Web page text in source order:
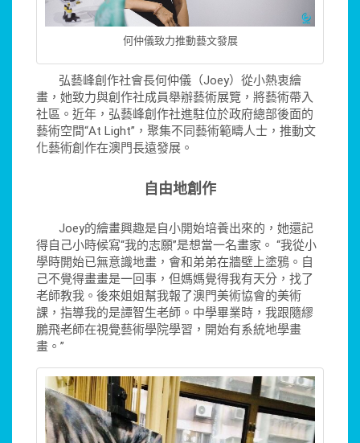
何仲儀致力推動藝文發展
弘藝峰創作社會長何仲儀（Joey）從小熱衷繪
畫，她致力與創作社成員舉辦藝術展覽，將藝術帶入
社區。近年，弘藝峰創作社進駐位於政府總部後面的
藝術空間“At Light”，聚集不同藝術範疇人士，推動文
化藝術創作在澳門長遠發展。
自由地創作
Joey的繪畫興趣是自小開始培養出來的，她還記
得自己小時候寫“我的志願”是想當一名畫家。 “我從小
學時開始已無意識地畫，會和弟弟在牆壁上塗鴉。自
己不覺得畫畫是一回事，但媽媽覺得我有天分，找了
老師教我。後來姐姐幫我報了澳門美術協會的美術
課，指導我的是譚智生老師。中學畢業時，我跟隨繆
鵬飛老師在視覺藝術學院學習，開始有系統地學畫
畫。”